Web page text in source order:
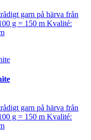
garn på härva från
g = 150 m Kvalité:
garn på härva från
g = 150 m Kvalité: